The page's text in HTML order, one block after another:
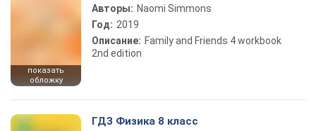
показать
обложку
Авторы: Naomi Simmons
Год: 2019
Описание: Family and Friends 4 workbook
2nd edition
ГДЗ Физика 8 класс